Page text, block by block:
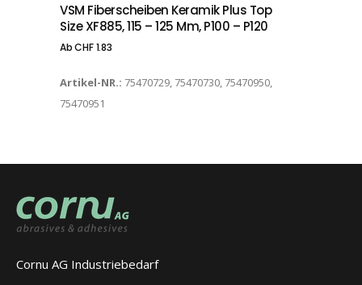
VSM Fiberscheiben Keramik Plus Top
Size XF885, 115 – 125 Mm, P100 – P120
AbCHF1.83
Artikel-NR.: 75470729, 75470730, 75470950,
75470951
Cornu AG Industriebedarf